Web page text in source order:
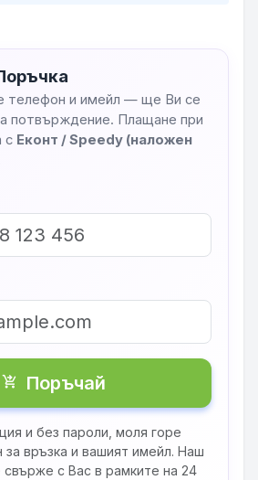
телефон и имейл — ще Ви се
потвърждение. Плащане при
с Еконт / Speedy (наложен
shopping_cart_checkout Поръчай
и без пароли, моля горе
връзка и вашият имейл. Наш
с Вас в рамките на 24